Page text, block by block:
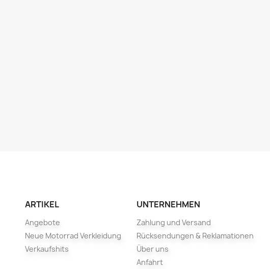
ARTIKEL
Angebote
Neue Motorrad Verkleidung
Verkaufshits
UNTERNEHMEN
Zahlung und Versand
Rücksendungen & Reklamationen
Über uns
Anfahrt